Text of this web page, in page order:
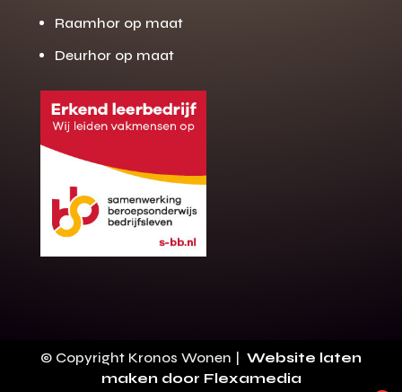
Gratis offerte
op maat?
Binnen 24 uur jouw gratis offerte
10 jaar garantie op de montage
100+ stoffen
Raamhor op maat
Deurhor op maat
© Copyright Kronos Wonen | Website laten
maken door Flexamedia